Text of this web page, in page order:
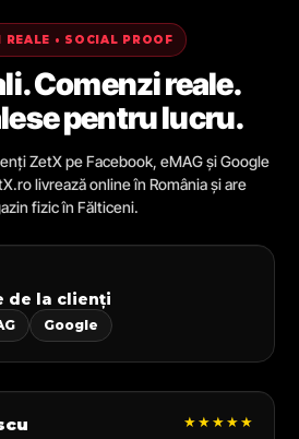
REALE • SOCIAL PROOF
Comenzi reale.
pentru lucru.
ZetX pe Facebook, eMAG și Google
livrează online în România și are
fizic în Fălticeni.
de la clienți
Google
★★★★★